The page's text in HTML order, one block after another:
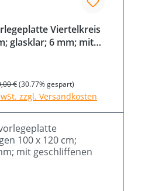
Viertelkreis
glasklar; 6 mm; mit
Preis:
€(30.77% gespart)
zzgl. Versandkosten